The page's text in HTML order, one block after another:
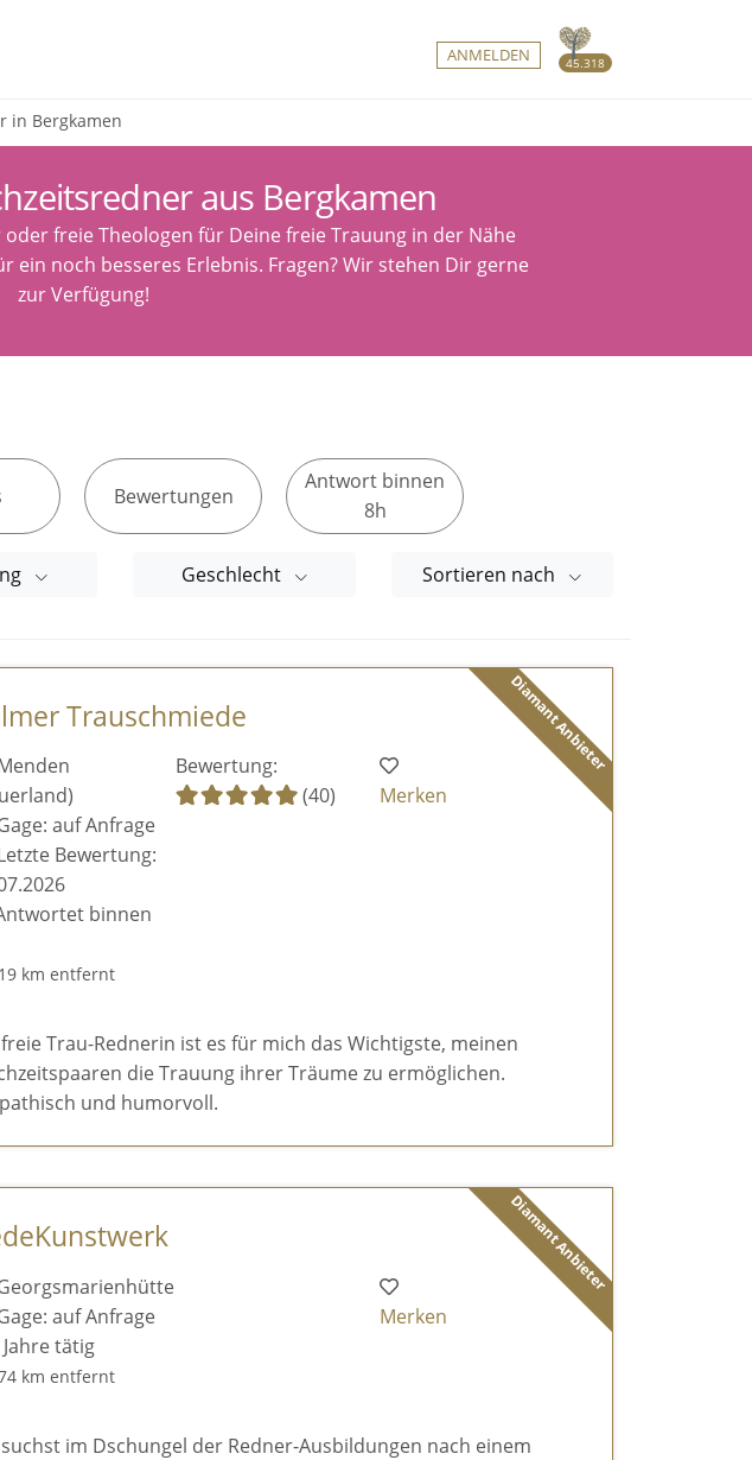
45.318
ANMELDEN
in Bergkamen
aus Bergkamen
freie Theologen für Deine freie Trauung in der Nähe
ein noch besseres Erlebnis. Fragen? Wir stehen Dir gerne
zur Verfügung!
Bewertungen
Antwort binnen
8h
Geschlecht Sortieren nach
Diamant Anbieter
Trauschmiede
auf Anfrage
Bewertung:
binnen
km entfernt
Bewertung:
(40)
Merken
Trau-Rednerin ist es für mich das Wichtigste, meinen
die Trauung ihrer Träume zu ermöglichen.
und humorvoll.
Diamant Anbieter
auf Anfrage
tätig
km entfernt
Merken
im Dschungel der Redner-Ausbildungen nach einem